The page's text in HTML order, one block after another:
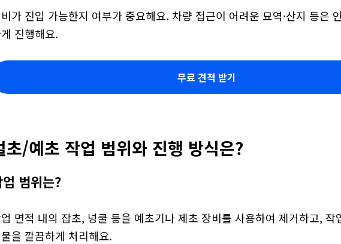
가 진입 가능한지 여부가 중요해요. 차량 접근이 어려운 묘역·산지 등은
진행해요.
무료 견적 받기
초/예초 작업 범위와 진행 방식은?
범위는?
면적 내의 잡초, 넝쿨 등을 예초기나 제초 장비를 사용하여 제거하고, 작
을 깔끔하게 처리해요.